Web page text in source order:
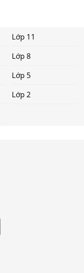
Lớp 11
Lớp 8
Lớp 5
Lớp 2